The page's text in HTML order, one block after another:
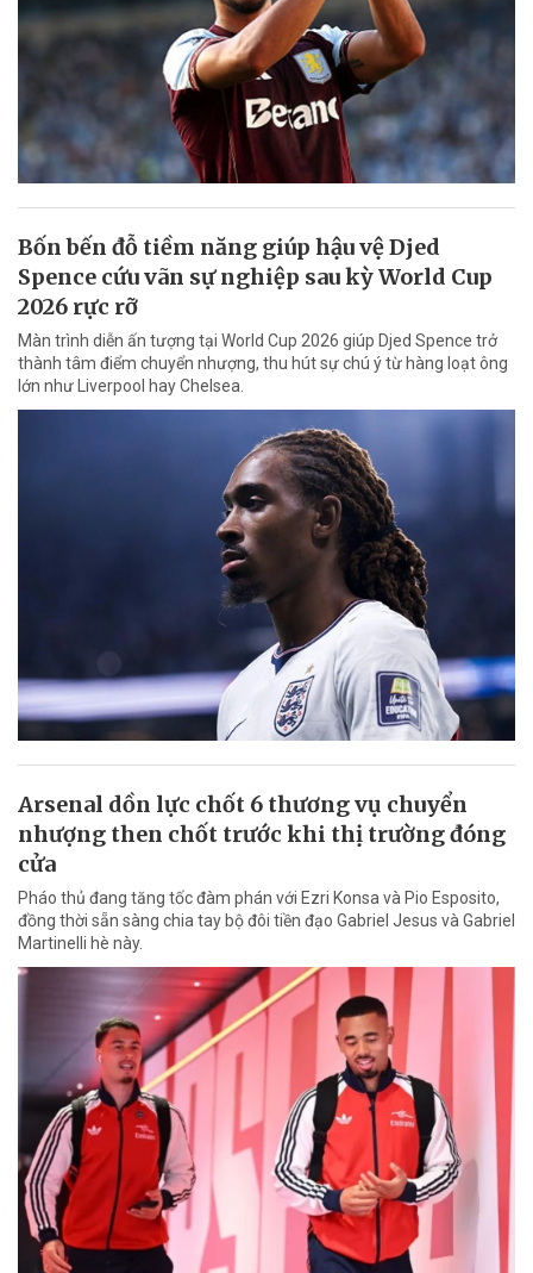
Bốn bến đỗ tiềm năng giúp hậu vệ Djed
Spence cứu vãn sự nghiệp sau kỳ World Cup
2026 rực rỡ
Màn trình diễn ấn tượng tại World Cup 2026 giúp Djed Spence trở
thành tâm điểm chuyển nhượng, thu hút sự chú ý từ hàng loạt ông
lớn như Liverpool hay Chelsea.
Arsenal dồn lực chốt 6 thương vụ chuyển
nhượng then chốt trước khi thị trường đóng
cửa
Pháo thủ đang tăng tốc đàm phán với Ezri Konsa và Pio Esposito,
đồng thời sẵn sàng chia tay bộ đôi tiền đạo Gabriel Jesus và Gabriel
Martinelli hè này.